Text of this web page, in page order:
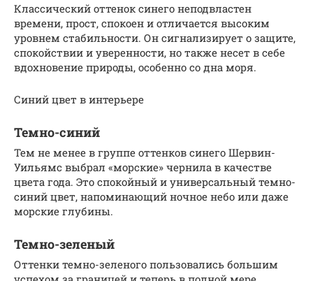
Классический оттенок синего неподвластен
времени, прост, спокоен и отличается высоким
уровнем стабильности. Он сигнализирует о защите,
спокойствии и уверенности, но также несет в себе
вдохновение природы, особенно со дна моря.
Синий цвет в интерьере
Темно-синий
Тем не менее в группе оттенков синего Шервин-
Уильямс выбрал «морские» чернила в качестве
цвета года. Это спокойный и универсальный темно-
синий цвет, напоминающий ночное небо или даже
морские глубины.
Темно-зеленый
Оттенки темно-зеленого пользовались большим